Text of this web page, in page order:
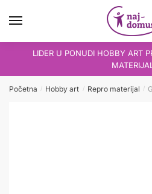
LIDER U PONUDI HOBBY ART
Početna / Hobby art / Repro materijal /